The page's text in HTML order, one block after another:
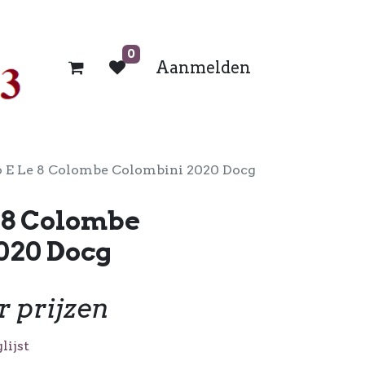
0
Aanmelden
E Le 8 Colombe Colombini 2020 Docg
Colombe
Docg
prijzen